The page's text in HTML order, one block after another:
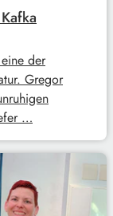
der
Gregor
…